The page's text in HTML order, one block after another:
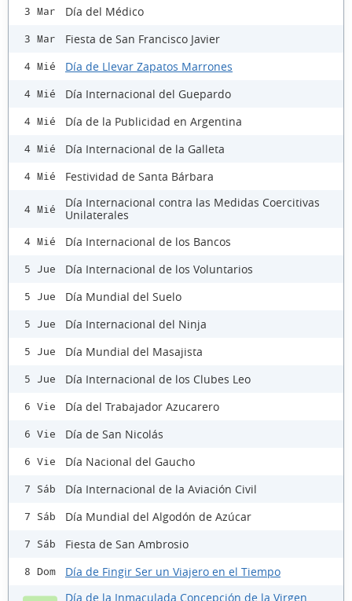
3 Mar Día del Médico
3 Mar Fiesta de San Francisco Javier
4 Mié Día de Llevar Zapatos Marrones
4 Mié Día Internacional del Guepardo
4 Mié Día de la Publicidad en Argentina
4 Mié Día Internacional de la Galleta
4 Mié Festividad de Santa Bárbara
4 Mié
Día Internacional contra las Medidas Coercitivas
Unilaterales
4 Mié Día Internacional de los Bancos
5 Jue Día Internacional de los Voluntarios
5 Jue Día Mundial del Suelo
5 Jue Día Internacional del Ninja
5 Jue Día Mundial del Masajista
5 Jue Día Internacional de los Clubes Leo
6 Vie Día del Trabajador Azucarero
6 Vie Día de San Nicolás
6 Vie Día Nacional del Gaucho
7 Sáb Día Internacional de la Aviación Civil
7 Sáb Día Mundial del Algodón de Azúcar
7 Sáb Fiesta de San Ambrosio
8 Dom Día de Fingir Ser un Viajero en el Tiempo
Día de la Inmaculada Concepción de la Virgen